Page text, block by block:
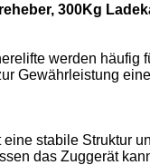
300Kg
werden häufig
Gewährleistung
eine stabile Struktur
das Zuggerät